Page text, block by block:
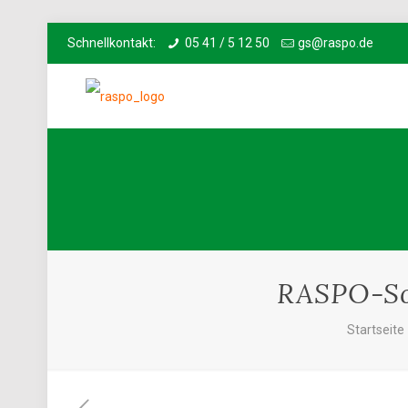
Schnellkontakt: 05 41 / 5 12 50 gs@raspo.de
RASPO-
Startseite